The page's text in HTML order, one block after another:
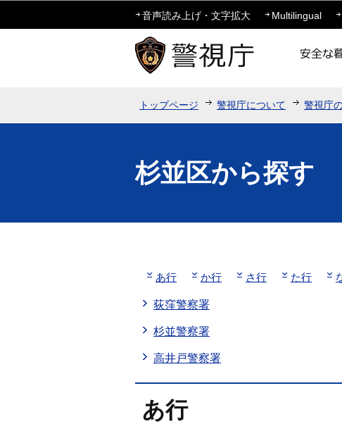
音声読み上げ・文字拡大 Multilingual
トップページ 警視庁について 警視庁
杉並区から探す
あ行 か行 さ行 た行
荻窪警察署
杉並警察署
高井戸警察署
あ行